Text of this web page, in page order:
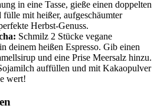
in eine Tasse, gieße einen doppelten
fülle mit heißer, aufgeschäumter
Herbst-Genuss.
Schmilz 2 Stücke vegane
deinem heißen Espresso. Gib einen
und eine Prise Meersalz hinzu.
auffüllen und mit Kakaopulver
wert!